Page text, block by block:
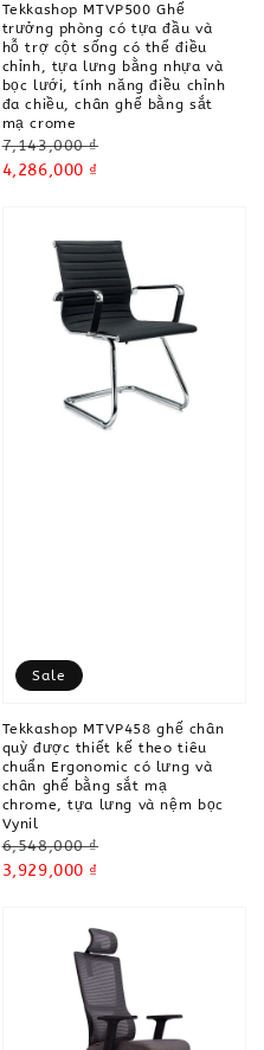
Tekkashop MTVP500 Ghế
trưởng phòng có tựa đầu và
hỗ trợ cột sống có thể điều
chỉnh, tựa lưng bằng nhựa và
bọc lưới, tính năng điều chỉnh
đa chiều, chân ghế bằng sắt
mạ crome
Regular
price
7,143,000 ₫
Sale
4,286,000 ₫
Sale
Tekkashop MTVP458 ghế chân
quỳ được thiết kế theo tiêu
chuẩn Ergonomic có lưng và
chân ghế bằng sắt mạ
chrome, tựa lưng và nệm bọc
Vynil
Regular
price
6,548,000 ₫
Sale
3,929,000 ₫